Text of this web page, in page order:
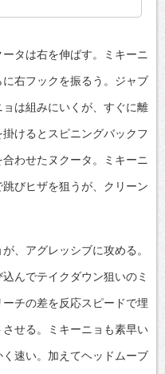
タは右を伸ばす。ミキーニ
右フックを振るう。ジャブ
は組みにいくが、すぐに離
けるとスピニングバックフ
わせたヌクータ。ミキーニ
びヒザを狙うが、クリーン
、アグレッシブに攻める。
んでテイクダウン狙いのミ
チの差を反応スピードで埋
せる。ミキーニョも素早い
速い。加えてヘッドムーブ